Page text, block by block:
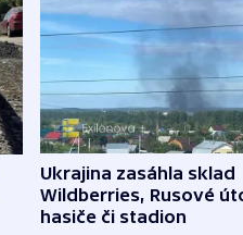
Ukrajina zasáhla sklad
Wildberries, Rusové
hasiče či stadion